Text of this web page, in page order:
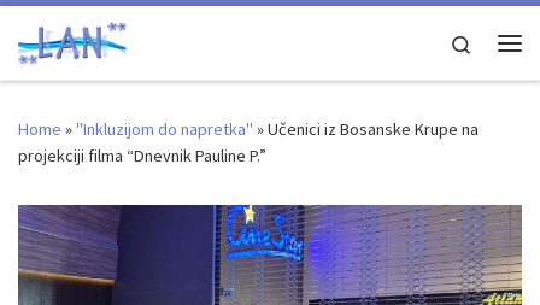
Skip to content
Search
Home »"Inkluzijom do napretka" »Učenici iz Bosanske Krupe na
projekciji filma “Dnevnik Pauline P.”